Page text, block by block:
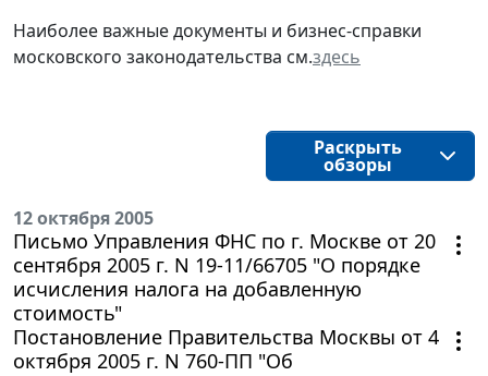
Наиболее важные документы и бизнес-справки
московского законодательства см.здесь
Раскрыть
обзоры
12 октября 2005
Письмо Управления ФНС по г. Москве от 20
сентября 2005 г. N 19-11/66705 "О порядке
исчисления налога на добавленную
стоимость"
Постановление Правительства Москвы от 4
октября 2005 г. N 760-ПП "Об